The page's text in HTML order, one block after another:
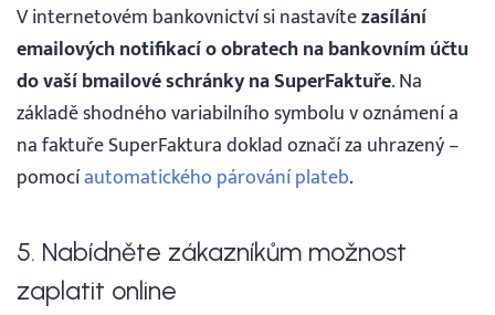
V internetovém bankovnictví si nastavítezasílání
emailových notifikací o obratech na bankovním účtu
do vaší bmailové schránky na SuperFaktuře. Na
základě shodného variabilního symbolu v oznámení a
na faktuře SuperFaktura doklad označí za uhrazený –
pomocíautomatického párování plateb.
5. Nabídněte zákazníkům možnost
zaplatit online